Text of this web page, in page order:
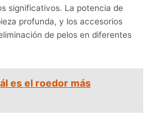
significativos. La potencia de
profunda, y los accesorios
de pelos en diferentes
es el roedor más